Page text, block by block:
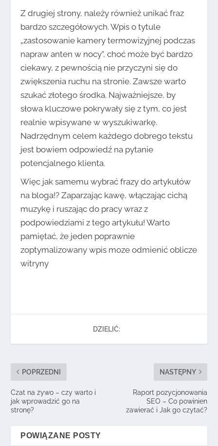
Z drugiej strony, należy również unikać fraz
bardzo szczegółowych. Wpis o tytule
„zastosowanie kamery termowizyjnej podczas
napraw anten w nocy”, choć może być bardzo
ciekawy, z pewnością nie przyczyni się do
zwiększenia ruchu na stronie. Zawsze warto
szukać złotego środka. Najważniejsze, by
słowa kluczowe pokrywały się z tym, co jest
realnie wpisywane w wyszukiwarkę.
Nadrzędnym celem każdego dobrego tekstu
jest bowiem odpowiedź na pytanie
potencjalnego klienta.
Więc jak samemu wybrać frazy do artykułów
na bloga!? Zaparzając kawę, włączając cichą
muzykę i ruszając do pracy wraz z
podpowiedziami z tego artykułu! Warto
pamiętać, że jeden poprawnie
zoptymalizowany wpis moze odmienić oblicze
witryny
DZIELIĆ:
POPRZEDNI
Czat na żywo – czy warto i
jak wprowadzić go na
stronę?
NASTĘPNY
Raport pozycjonowania
SEO – Co powinien
zawierać i Jak go czytać?
POWIĄZANE POSTY